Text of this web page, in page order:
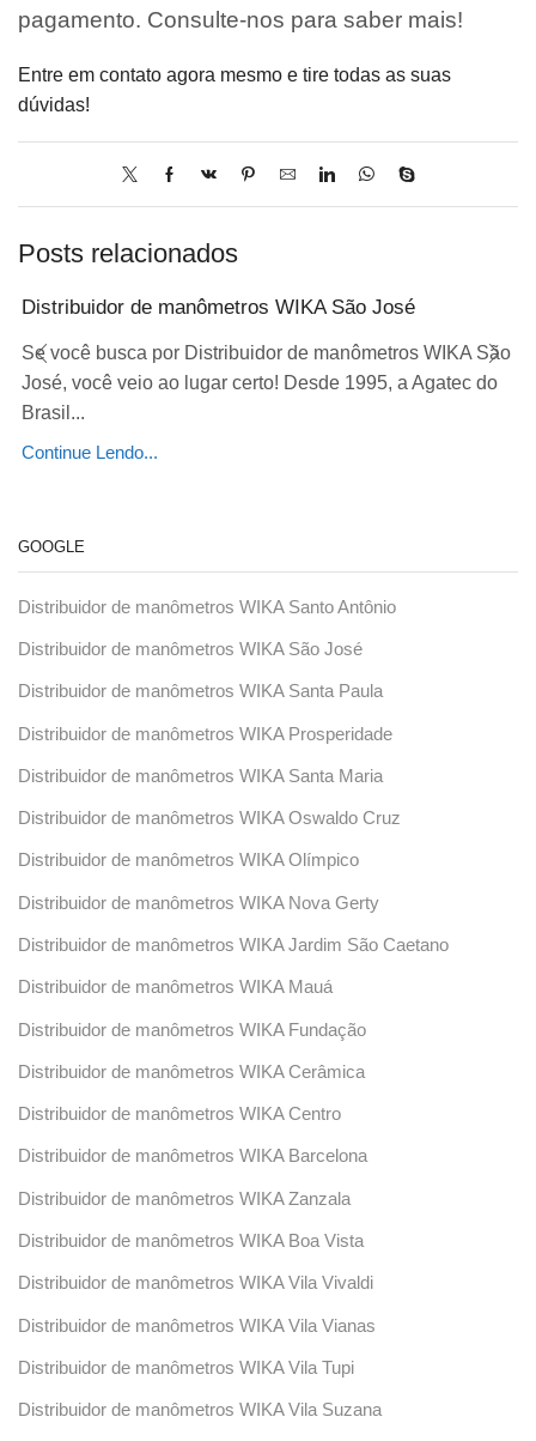
pagamento. Consulte-nos para saber mais!
Entre em contato agora mesmo e tire todas as suas
dúvidas!
Posts relacionados
Distribuidor de manômetros WIKA São José
Se você busca por Distribuidor de manômetros WIKA São
José, você veio ao lugar certo! Desde 1995, a Agatec do
Brasil...
Continue Lendo...
GOOGLE
Distribuidor de manômetros WIKA Santo Antônio
Distribuidor de manômetros WIKA São José
Distribuidor de manômetros WIKA Santa Paula
Distribuidor de manômetros WIKA Prosperidade
Distribuidor de manômetros WIKA Santa Maria
Distribuidor de manômetros WIKA Oswaldo Cruz
Distribuidor de manômetros WIKA Olímpico
Distribuidor de manômetros WIKA Nova Gerty
Distribuidor de manômetros WIKA Jardim São Caetano
Distribuidor de manômetros WIKA Mauá
Distribuidor de manômetros WIKA Fundação
Distribuidor de manômetros WIKA Cerâmica
Distribuidor de manômetros WIKA Centro
Distribuidor de manômetros WIKA Barcelona
Distribuidor de manômetros WIKA Zanzala
Distribuidor de manômetros WIKA Boa Vista
Distribuidor de manômetros WIKA Vila Vivaldi
Distribuidor de manômetros WIKA Vila Vianas
Distribuidor de manômetros WIKA Vila Tupi
Distribuidor de manômetros WIKA Vila Suzana